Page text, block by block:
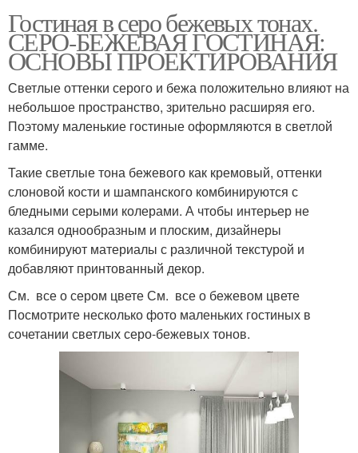
Гостиная в серо бежевых тонах.
СЕРО-БЕЖЕВАЯ ГОСТИНАЯ:
ОСНОВЫ ПРОЕКТИРОВАНИЯ
Светлые оттенки серого и бежа положительно влияют на
небольшое пространство, зрительно расширяя его.
Поэтому маленькие гостиные оформляются в светлой
гамме.
Такие светлые тона бежевого как кремовый, оттенки
слоновой кости и шампанского комбинируются с
бледными серыми колерами. А чтобы интерьер не
казался однообразным и плоским, дизайнеры
комбинируют материалы с различной текстурой и
добавляют принтованный декор.
См. все о сером цвете См. все о бежевом цвете
Посмотрите несколько фото маленьких гостиных в
сочетании светлых серо-бежевых тонов.